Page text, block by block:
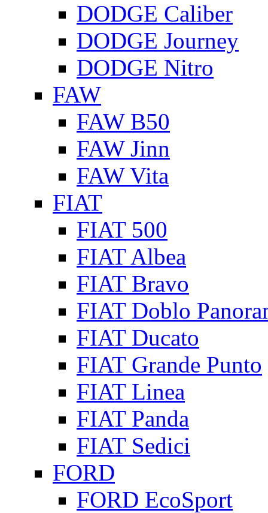
DODGE Caliber
DODGE Journey
DODGE Nitro
FAW
FAW B50
FAW Jinn
FAW Vita
FIAT
FIAT 500
FIAT Albea
FIAT Bravo
FIAT Doblo
FIAT Ducato
FIAT Grande Punto
FIAT Linea
FIAT Panda
FIAT Sedici
FORD
FORD EcoSport